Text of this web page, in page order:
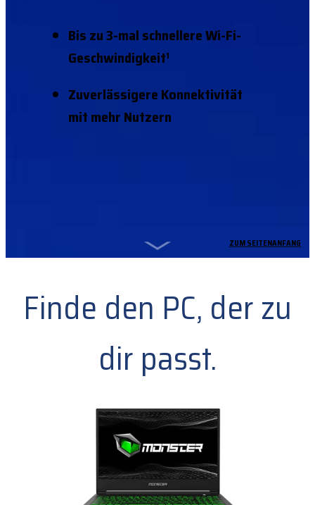
Bis zu 3-mal schnellere Wi-Fi-
Geschwindigkeit¹
Zuverlässigere Konnektivität
mit mehr Nutzern
ZUM SEITENANFANG
Finde den PC, der zu
dir passt.